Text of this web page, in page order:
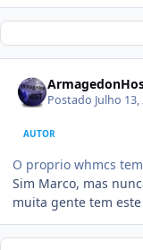
Postado Julho
AUTOR
O proprio whmcs
Sim Marco, mas
muita gente tem